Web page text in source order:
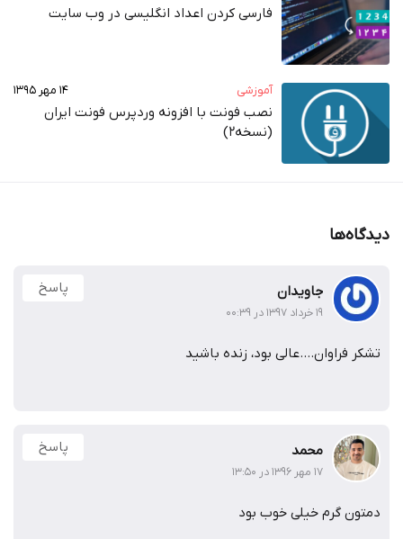
فارسی کردن اعداد انگلیسی در وب‌ سایت
آموزشی ۱۴ مهر ۱۳۹۵
نصب فونت با افزونه وردپرس فونت ایران
(نسخه2)
دیدگاه‌ها
جاویدان
۱۹ خرداد ۱۳۹۷ در ۰۰:۳۹
پاسخ
تشکر فراوان….عالی بود، زنده باشید
محمد
۱۷ مهر ۱۳۹۶ در ۱۳:۵۰
پاسخ
دمتون گرم خیلی خوب بود